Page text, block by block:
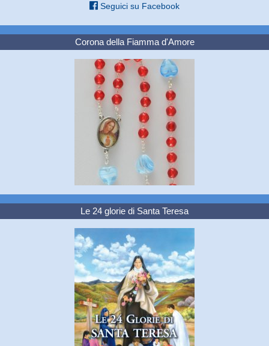
Seguici su Facebook
Corona della Fiamma d'Amore
Le 24 glorie di Santa Teresa